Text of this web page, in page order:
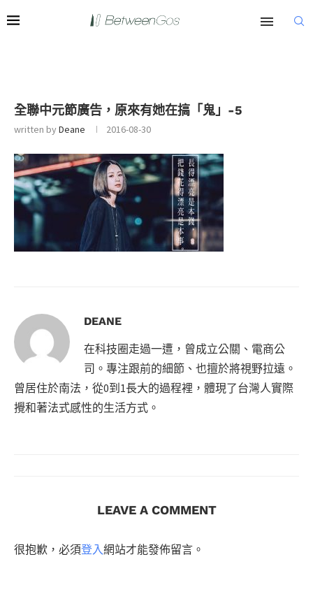
全聯中元節廣告，原來有她在搞「鬼」-5
written byDeane 2016-08-30
DEANE
在科技圈走過一遭，曾成立公關、電商公
司。專注跟前的細節、也擅於將視野拉遠。
曾居住於南法，從0到1長大的過程裡，體現了台灣人實際
攪和著法式感性的生活方式。
LEAVE A COMMENT
很抱歉，必須登入網站才能發佈留言。